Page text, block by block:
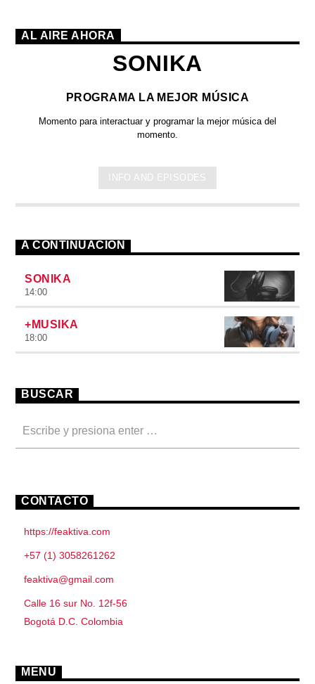
AL AIRE AHORA
SONIKA
PROGRAMA LA MEJOR MÚSICA
Momento para interactuar y programar la mejor música del
momento.
INFO AND EPISODES
A CONTINUACIÓN
SONIKA
14:00
+MUSIKA
18:00
BUSCAR
CONTACTO
https://feaktiva.com
+57 (1) 3058261262
feaktiva@gmail.com
Calle 16 sur No. 12f-56
Bogotá D.C. Colombia
MENU